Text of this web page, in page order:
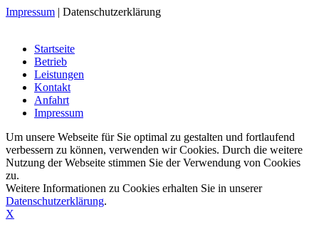
Impressum | Datenschutzerklärung
Startseite
Betrieb
Leistungen
Kontakt
Anfahrt
Impressum
Um unsere Webseite für Sie optimal zu gestalten und fortlaufend
verbessern zu können, verwenden wir Cookies. Durch die weitere
Nutzung der Webseite stimmen Sie der Verwendung von Cookies
zu.
Weitere Informationen zu Cookies erhalten Sie in unserer
Datenschutzerklärung.
X